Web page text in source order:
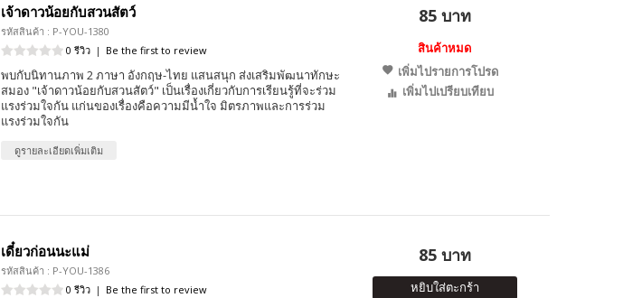
เจ้าดาวน้อยกับสวนสัตว์
รหัสสินค้า : P-YOU-1380
0 รีวิว | Be the first to review
พบกับนิทานภาพ 2 ภาษา อังกฤษ-ไทย แสนสนุก ส่งเสริมพัฒนาทักษะ
สมอง "เจ้าดาวน้อยกับสวนสัตว์" เป็นเรื่องเกี่ยวกับการเรียนรู้ที่จะร่วม
แรงร่วมใจกัน แก่นของเรื่องคือความมีน้ำใจ มิตรภาพและการร่วม
แรงร่วมใจกัน
ดูรายละเอียดเพิ่มเติม
85 บาท
สินค้าหมด
เพิ่มไปรายการโปรด
เพิ่มไปเปรียบเทียบ
เดี๋ยวก่อนนะแม่
รหัสสินค้า : P-YOU-1386
0 รีวิว | Be the first to review
85 บาท
หยิบใส่ตะกร้า